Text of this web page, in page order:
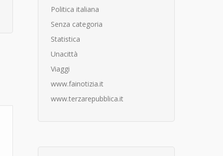
Politica italiana
Senza categoria
Statistica
Unacittà
Viaggi
www.fainotizia.it
www.terzarepubblica.it